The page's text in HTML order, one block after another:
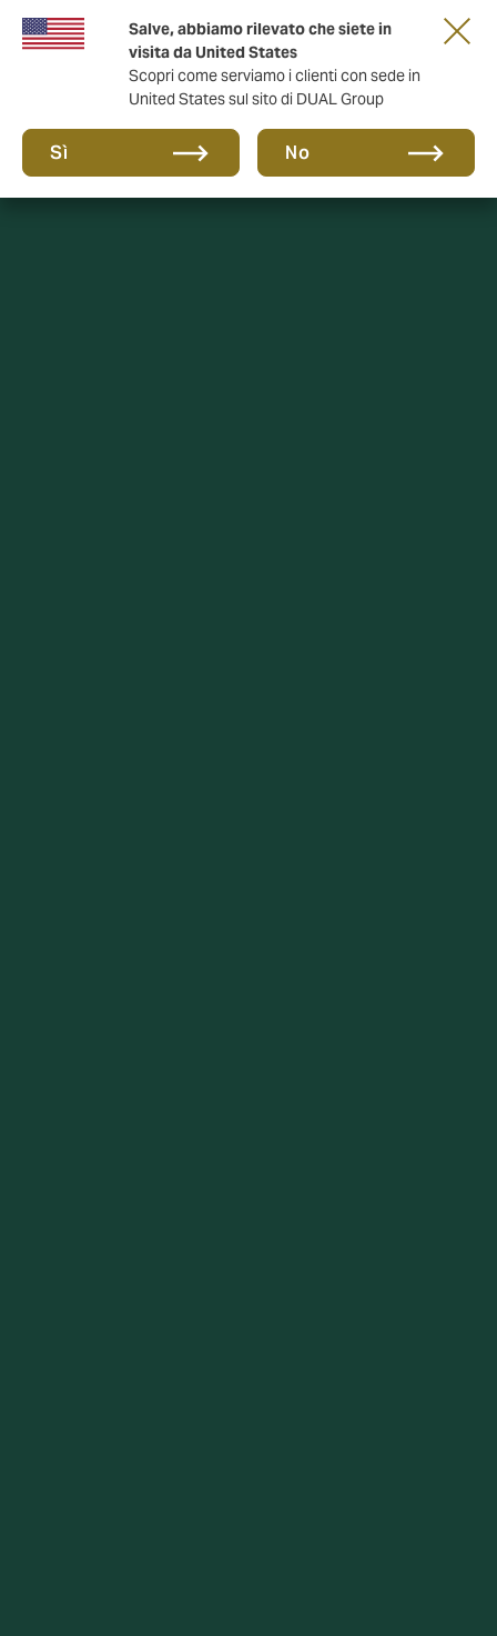
Salve, abbiamo rilevato che siete in
visita da United States
Scopri come serviamo i clienti con sede in
United States sul sito di DUAL Group
Sì No
anni di DUAL Italia